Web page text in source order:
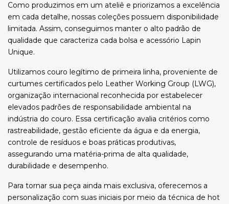
Como produzimos em um ateliê e priorizamos a excelência
em cada detalhe, nossas coleções possuem disponibilidade
limitada. Assim, conseguimos manter o alto padrão de
qualidade que caracteriza cada bolsa e acessório Lapin
Unique.
Utilizamos couro legítimo de primeira linha, proveniente de
curtumes certificados pelo Leather Working Group (LWG),
organização internacional reconhecida por estabelecer
elevados padrões de responsabilidade ambiental na
indústria do couro. Essa certificação avalia critérios como
rastreabilidade, gestão eficiente da água e da energia,
controle de resíduos e boas práticas produtivas,
assegurando uma matéria-prima de alta qualidade,
durabilidade e desempenho.
Para tornar sua peça ainda mais exclusiva, oferecemos a
personalização com suas iniciais por meio da técnica de hot